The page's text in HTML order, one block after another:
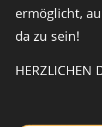
ermöglicht,
da zu sein!
HERZLICHEN